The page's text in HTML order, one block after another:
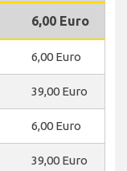
6,00 Euro
6,00 Euro
39,00 Euro
6,00 Euro
39,00 Euro